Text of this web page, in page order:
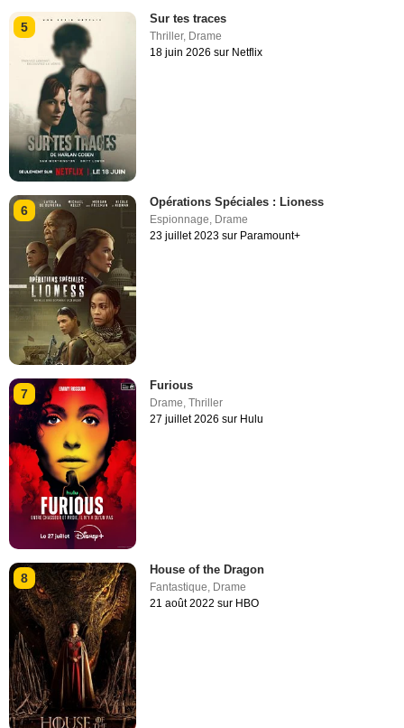
5
Sur tes traces
Thriller, Drame
18 juin 2026 sur Netflix
6
Opérations Spéciales : Lioness
Espionnage, Drame
23 juillet 2023 sur Paramount+
7
Furious
Drame,Thriller
27 juillet 2026 sur Hulu
8
House of the Dragon
Fantastique Drame
21 août 2022 sur HBO